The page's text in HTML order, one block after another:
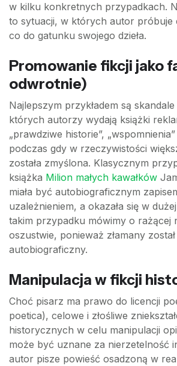
w kilku konkretnych przypadkach.
to sytuacji, w których autor próbuje
co do gatunku swojego dzieła.
Promowanie fikcji jako
odwrotnie)
Najlepszym przykładem są
których autorzy wydają książki
„prawdziwe historie”,
podczas gdy w rzeczywistości
została zmyślona. Klasycznym
książka Milion małych kawałków
miała być autobiograficznym
uzależnieniem, a okazała się w
takim przypadku mówimy o rażącej
oszustwie, ponieważ złamany
autobiograficzny.
Manipulacja w fikcji
Choć pisarz ma prawo do licencji
poetica), celowe i złośliwe
historycznych w celu manipulacji
może być uznane za nierzetelność
autor pisze powieść osadzoną w